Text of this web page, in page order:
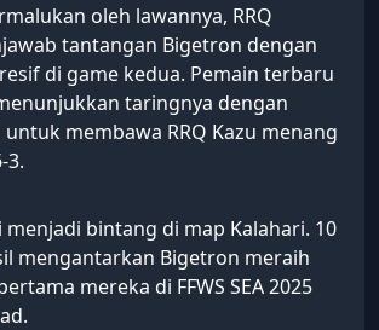
oleh lawannya, RRQ
tantangan Bigetron dengan
di game kedua. Pemain terbaru
taringnya dengan
membawa RRQ Kazu menang
3.
menjadi bintang di map Kalahari. 10
mengantarkan Bigetron meraih
mereka di FFWS SEA 2025